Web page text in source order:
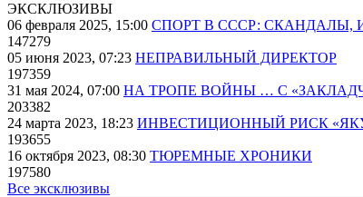
ЭКСКЛЮЗИВЫ
06 февраля 2025, 15:00 СПОРТ В СССР: СКАНДАЛЫ,
147279
05 июня 2023, 07:23 НЕПРАВИЛЬНЫЙ ДИРЕКТОР
197359
31 мая 2024, 07:00 НА ТРОПЕ ВОЙНЫ … С
203382
24 марта 2023, 18:23 ИНВЕСТИЦИОННЫЙ РИСК
193655
16 октября 2023, 08:30 ТЮРЕМНЫЕ ХРОНИКИ
197580
Все эксклюзивы